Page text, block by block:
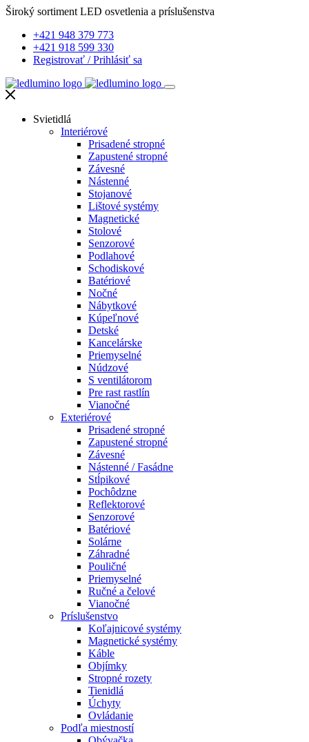
Široký sortiment LED osvetlenia a príslušenstva
+421 948 379 773
+421 918 599 330
Registrovať /Prihlásiť sa
Svietidlá
Interiérové
Prisadené stropné
Zapustené stropné
Závesné
Nástenné
Stojanové
Lištové systémy
Magnetické
Stolové
Senzorové
Podlahové
Schodiskové
Batériové
Nočné
Nábytkové
Kúpeľnové
Detské
Kancelárske
Priemyselné
Núdzové
S ventilátorom
Pre rast rastlín
Vianočné
Exteriérové
Prisadené stropné
Zapustené stropné
Závesné
Nástenné / Fasádne
Stĺpikové
Pochôdzne
Reflektorové
Senzorové
Batériové
Solárne
Záhradné
Pouličné
Priemyselné
Ručné a čelové
Vianočné
Príslušenstvo
Koľajnicové systémy
Magnetické systémy
Káble
Objímky
Stropné rozety
Tienidlá
Úchyty
Ovládanie
Podľa miestností